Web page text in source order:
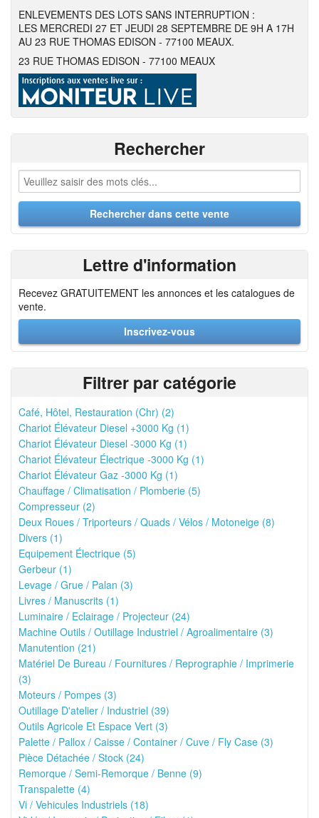
ENLEVEMENTS DES LOTS SANS INTERRUPTION :
LES MERCREDI 27 ET JEUDI 28 SEPTEMBRE DE 9H A 17H
AU 23 RUE THOMAS EDISON - 77100 MEAUX.
23 RUE THOMAS EDISON - 77100 MEAUX
Rechercher
Lettre d'information
Recevez GRATUITEMENT les annonces et les catalogues de
vente.
Inscrivez-vous
Filtrer par catégorie
Café, Hôtel, Restauration (Chr) (2)
Chariot Élévateur Diesel +3000 Kg (1)
Chariot Élévateur Diesel -3000 Kg (1)
Chariot Élévateur Électrique -3000 Kg (1)
Chariot Élévateur Gaz -3000 Kg (1)
Chauffage / Climatisation / Plomberie (5)
Compresseur (2)
Deux Roues / Triporteurs / Quads / Vélos / Motoneige (8)
Divers (1)
Equipement Électrique (5)
Gerbeur (1)
Levage / Grue / Palan (3)
Livres / Manuscrits (1)
Luminaire / Eclairage / Projecteur (24)
Machine Outils / Outillage Industriel / Agroalimentaire (3)
Manutention (21)
Matériel De Bureau / Fournitures / Reprographie / Imprimerie
(3)
Moteurs / Pompes (3)
Outillage D'atelier / Industriel (39)
Outils Agricole Et Espace Vert (3)
Palette / Pallox / Caisse / Container / Cuve / Fly Case (3)
Pièce Détachée / Stock (24)
Remorque / Semi-Remorque / Benne (9)
Transpalette (4)
Vi / Vehicules Industriels (18)